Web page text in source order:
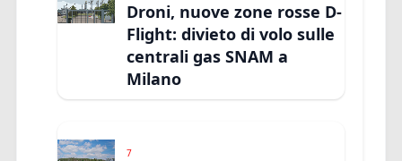
Droni, nuove zone rosse D-
Flight: divieto di volo sulle
centrali gas SNAM a
Milano
7